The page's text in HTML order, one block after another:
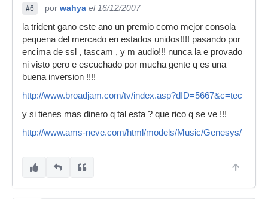
#6 por wahya el 16/12/2007
la trident gano este ano un premio como mejor consola
pequena del mercado en estados unidos!!!! pasando por
encima de ssl , tascam , y m audio!!! nunca la e provado
ni visto pero e escuchado por mucha gente q es una
buena inversion !!!!
http://www.broadjam.com/tv/index.asp?dID=5667&c=tec
y si tienes mas dinero q tal esta ? que rico q se ve !!!
http://www.ams-neve.com/html/models/Music/Genesys/